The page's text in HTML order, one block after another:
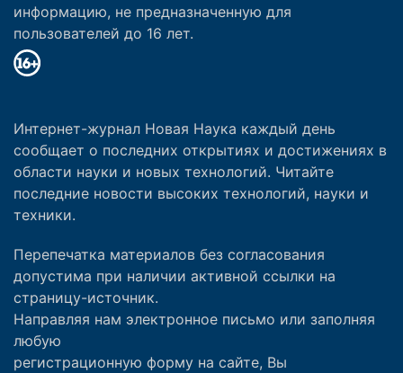
информацию, не предназначенную для
пользователей до 16 лет.
Интернет-журнал Новая Наука каждый день
сообщает о последних открытиях и достижениях в
области науки и новых технологий. Читайте
последние новости высоких технологий, науки и
техники.
Перепечатка материалов без согласования
допустима при наличии активной ссылки на
страницу-источник.
Направляя нам электронное письмо или заполняя
любую
регистрационную форму на сайте, Вы